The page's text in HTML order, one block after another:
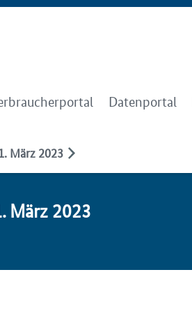
Datenportal
März 2023
März 2023